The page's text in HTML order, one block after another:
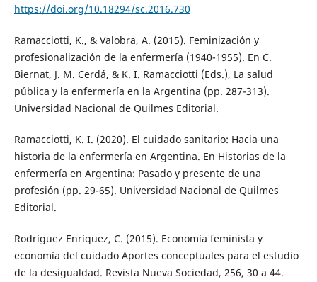
https://doi.org/10.18294/sc.2016.730
Ramacciotti, K., & Valobra, A. (2015). Feminización y
profesionalización de la enfermería (1940-1955). En C.
Biernat, J. M. Cerdá, & K. I. Ramacciotti (Eds.), La salud
pública y la enfermería en la Argentina (pp. 287-313).
Universidad Nacional de Quilmes Editorial.
Ramacciotti, K. I. (2020). El cuidado sanitario: Hacia una
historia de la enfermería en Argentina. En Historias de la
enfermería en Argentina: Pasado y presente de una
profesión (pp. 29-65). Universidad Nacional de Quilmes
Editorial.
Rodríguez Enríquez, C. (2015). Economía feminista y
economía del cuidado Aportes conceptuales para el estudio
de la desigualdad. Revista Nueva Sociedad, 256, 30 a 44.